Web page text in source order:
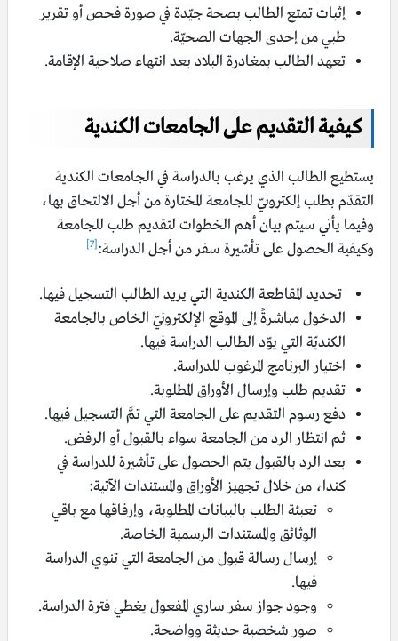
إثبات تمتع الطالب بصحة جيّدة في صورة فحص أو تقرير
طبي من إحدى الجهات الصحيّة.
تعهد الطالب بمغادرة البلاد بعد انتهاء صلاحية الإقامة.
كيفية التقديم على الجامعات الكندية
يستطيع الطالب الذي يرغب بالدراسة في الجامعات الكندية
التقدّم بطلب إلكترونيّ للجامعة المختارة من أجل الالتحاق بها،
وفيما يأتي سيتم بيان أهم الخطوات لتقديم طلب للجامعة
وكيفية الحصول على تأشيرة سفر من أجل الدراسة:[7]
تحديد المقاطعة الكندية التي يريد الطالب التسجيل فيها.
الدخول مباشرةً إلى الموقع الإلكترونيّ الخاص بالجامعة
الكنديّة التي يوّد الطالب الدراسة فيها.
اختيار البرنامج المرغوب للدراسة.
تقديم طلب وإرسال الأوراق المطلوبة.
دفع رسوم التقديم على الجامعة التي تمَّ التسجيل فيها.
ثم انتظار الرد من الجامعة سواء بالقبول أو الرفض.
بعد الرد بالقبول يتم الحصول على تأشيرة للدراسة في
كندا، من خلال تجهيز الأوراق والمستندات الآتية:
تعبئة الطلب بالبيانات المطلوبة، وإرفاقها مع باقي
الوثائق والمستندات الرسمية الخاصة.
إرسال رسالة قبول من الجامعة التي تنوي الدراسة
فيها.
وجود جواز سفر ساري المفعول يغطي فترة الدراسة.
صور شخصية حديثة وواضحة.